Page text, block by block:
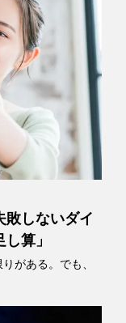
敗しないダイ
算」
がある。でも、